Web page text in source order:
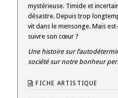
mystérieuse. Timide et
désastre. Depuis trop
vit dans le mensonge. Mais
suivre son cœur ?
Une histoire sur
société sur notre bonheur
FICHE ARTISTIQUE